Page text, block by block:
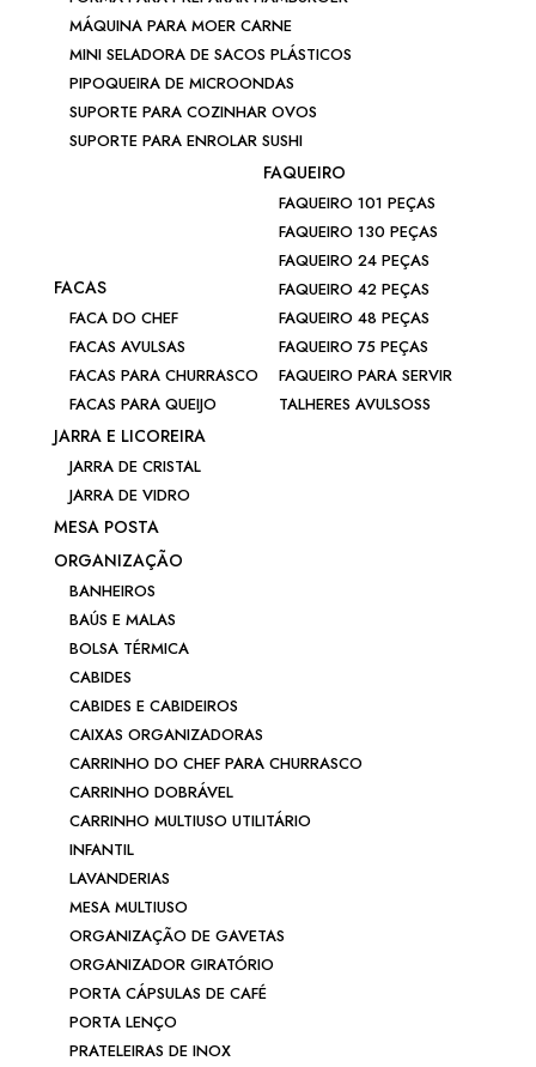
MÁQUINA PARA MOER CARNE
MINI SELADORA DE SACOS PLÁSTICOS
PIPOQUEIRA DE MICROONDAS
SUPORTE PARA COZINHAR OVOS
SUPORTE PARA ENROLAR SUSHI
FACAS
FACA DO CHEF
FACAS AVULSAS
FACAS PARA CHURRASCO
FACAS PARA QUEIJO
FAQUEIRO
FAQUEIRO 101 PEÇAS
FAQUEIRO 130 PEÇAS
FAQUEIRO 24 PEÇAS
FAQUEIRO 42 PEÇAS
FAQUEIRO 48 PEÇAS
FAQUEIRO 75 PEÇAS
FAQUEIRO PARA SERVIR
TALHERES AVULSOSS
JARRA E LICOREIRA
JARRA DE CRISTAL
JARRA DE VIDRO
MESA POSTA
ORGANIZAÇÃO
BANHEIROS
BAÚS E MALAS
BOLSA TÉRMICA
CABIDES
CABIDES E CABIDEIROS
CAIXAS ORGANIZADORAS
CARRINHO DO CHEF PARA CHURRASCO
CARRINHO DOBRÁVEL
CARRINHO MULTIUSO UTILITÁRIO
INFANTIL
LAVANDERIAS
MESA MULTIUSO
ORGANIZAÇÃO DE GAVETAS
ORGANIZADOR GIRATÓRIO
PORTA CÁPSULAS DE CAFÉ
PORTA LENÇO
PRATELEIRAS DE INOX